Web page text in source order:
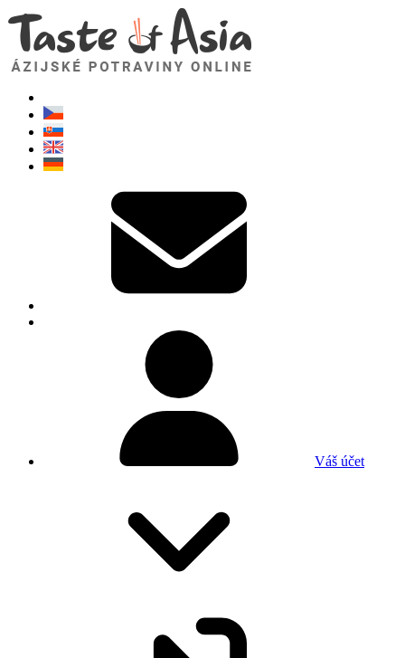
Váš účet
TasteOfAsia.sk
Neváhajte sa opýtať. Som tu pre vás!